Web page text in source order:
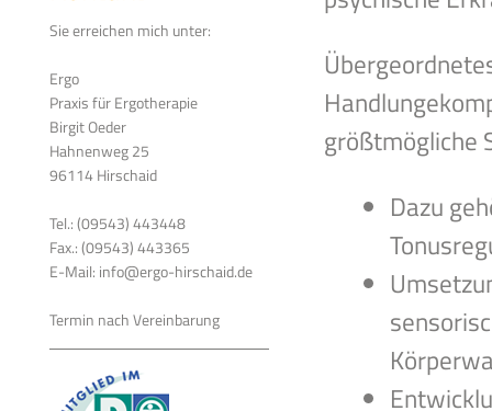
Sie erreichen mich unter:
Ergo
Praxis für Ergotherapie
Birgit Oeder
Hahnenweg 25
96114 Hirschaid
Tel.: (09543) 443448
Fax.: (09543) 443365
E-Mail: info@ergo-hirschaid.de
Termin nach Vereinbarung
größtmögliche
Dazu